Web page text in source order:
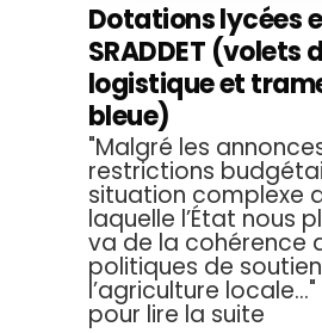
Dotations lycées
SRADDET (volets
logistique et
bleue)
"Malgré les
restrictions
situation complexe
laquelle l’État nous
va de la cohérence
politiques de
l’agriculture
pour lire la suite